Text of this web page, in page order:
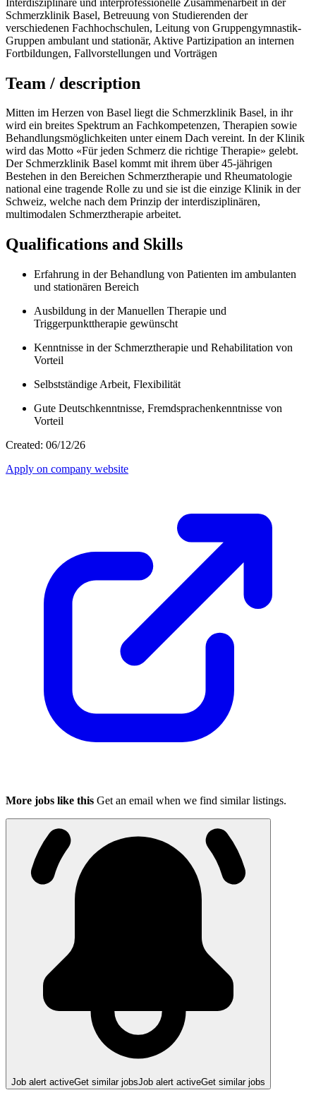
Schmerzklinik Basel, Betreuung von Studierenden der
verschiedenen Fachhochschulen, Leitung von Gruppengymnastik-
Gruppen ambulant und stationär, Aktive Partizipation an internen
Fortbildungen, Fallvorstellungen und Vorträgen
Team / description
Mitten im Herzen von Basel liegt die Schmerzklinik Basel, in ihr
wird ein breites Spektrum an Fachkompetenzen, Therapien sowie
Behandlungsmöglichkeiten unter einem Dach vereint. In der Klinik
wird das Motto «Für jeden Schmerz die richtige Therapie» gelebt.
Der Schmerzklinik Basel kommt mit ihrem über 45-jährigen
Bestehen in den Bereichen Schmerztherapie und Rheumatologie
national eine tragende Rolle zu und sie ist die einzige Klinik in der
Schweiz, welche nach dem Prinzip der interdisziplinären,
multimodalen Schmerztherapie arbeitet.
Qualifications and Skills
Erfahrung in der Behandlung von Patienten im ambulanten
und stationären Bereich
Ausbildung in der Manuellen Therapie und
Triggerpunkttherapie gewünscht
Kenntnisse in der Schmerztherapie und Rehabilitation von
Vorteil
Selbstständige Arbeit, Flexibilität
Gute Deutschkenntnisse, Fremdsprachenkenntnisse von
Vorteil
Created: 06/12/26
Apply on company website
More jobs like this Get an email when we find similar listings.
Job alert activeGet similar jobsJob alert activeGet similar jobs